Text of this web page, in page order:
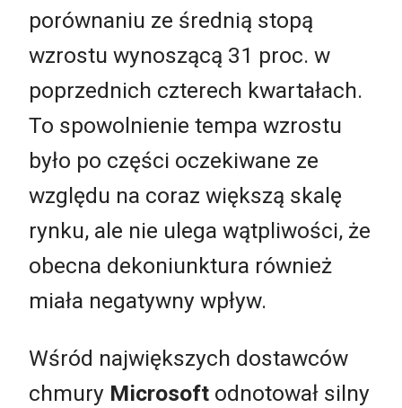
porównaniu ze średnią stopą
wzrostu wynoszącą 31 proc. w
poprzednich czterech kwartałach.
To spowolnienie tempa wzrostu
było po części oczekiwane ze
względu na coraz większą skalę
rynku, ale nie ulega wątpliwości, że
obecna dekoniunktura również
miała negatywny wpływ.
Wśród największych dostawców
chmury Microsoft odnotował silny